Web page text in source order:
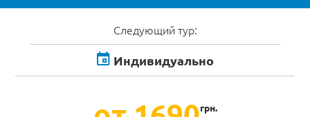
Следующий тур:
Индивидуально
грн.